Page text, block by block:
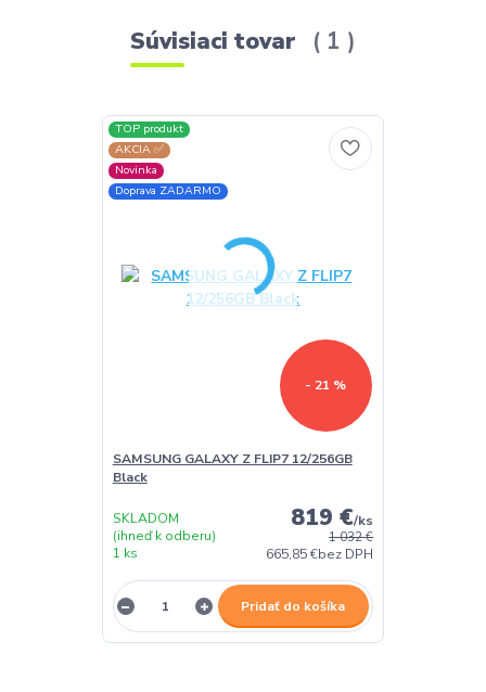
Súvisiaci tovar 1
TOP produkt
AKCIA ✅
Novinka
Doprava ZADARMO
- 21 %
SAMSUNG GALAXY Z FLIP7 12/256GB
Black
1 032 €
819 €/ks
665,85 €bez DPH
SKLADOM
(ihneď k odberu)
1 ks
Pridať do košíka